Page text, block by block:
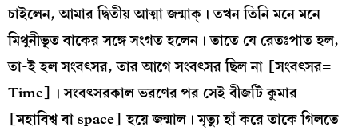
চাইলেন, আমার দ্বিতীয় আত্মা জন্মাক্‌। তখন তিনি মনে মনে
মিথুনীভূত বাকের সঙ্গে সংগত হলেন। তাতে যে রেতঃপাত হল,
তা-ই হল সংবৎসর, তার আগে সংবৎসর ছিল না [সংবৎসর=
Time]। সংবৎসরকাল ভরণের পর সেই বীজটি কুমার
[মহাবিশ্ব বা space] হয়ে জন্মাল। মৃত্যু হাঁ করে তাকে গিলতে